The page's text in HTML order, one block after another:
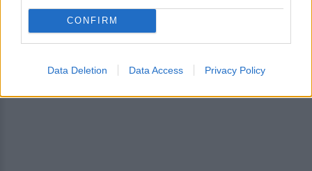
CONFIRM
Data Deletion Data Access Privacy Policy